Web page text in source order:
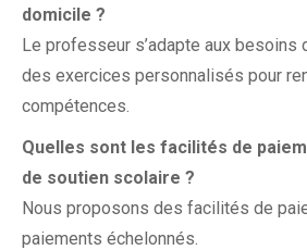
domicile ?
Le professeur s’adapte aux besoins
des exercices personnalisés pour
compétences.
Quelles sont les facilités de
de soutien scolaire ?
Nous proposons des facilités de
paiements échelonnés.